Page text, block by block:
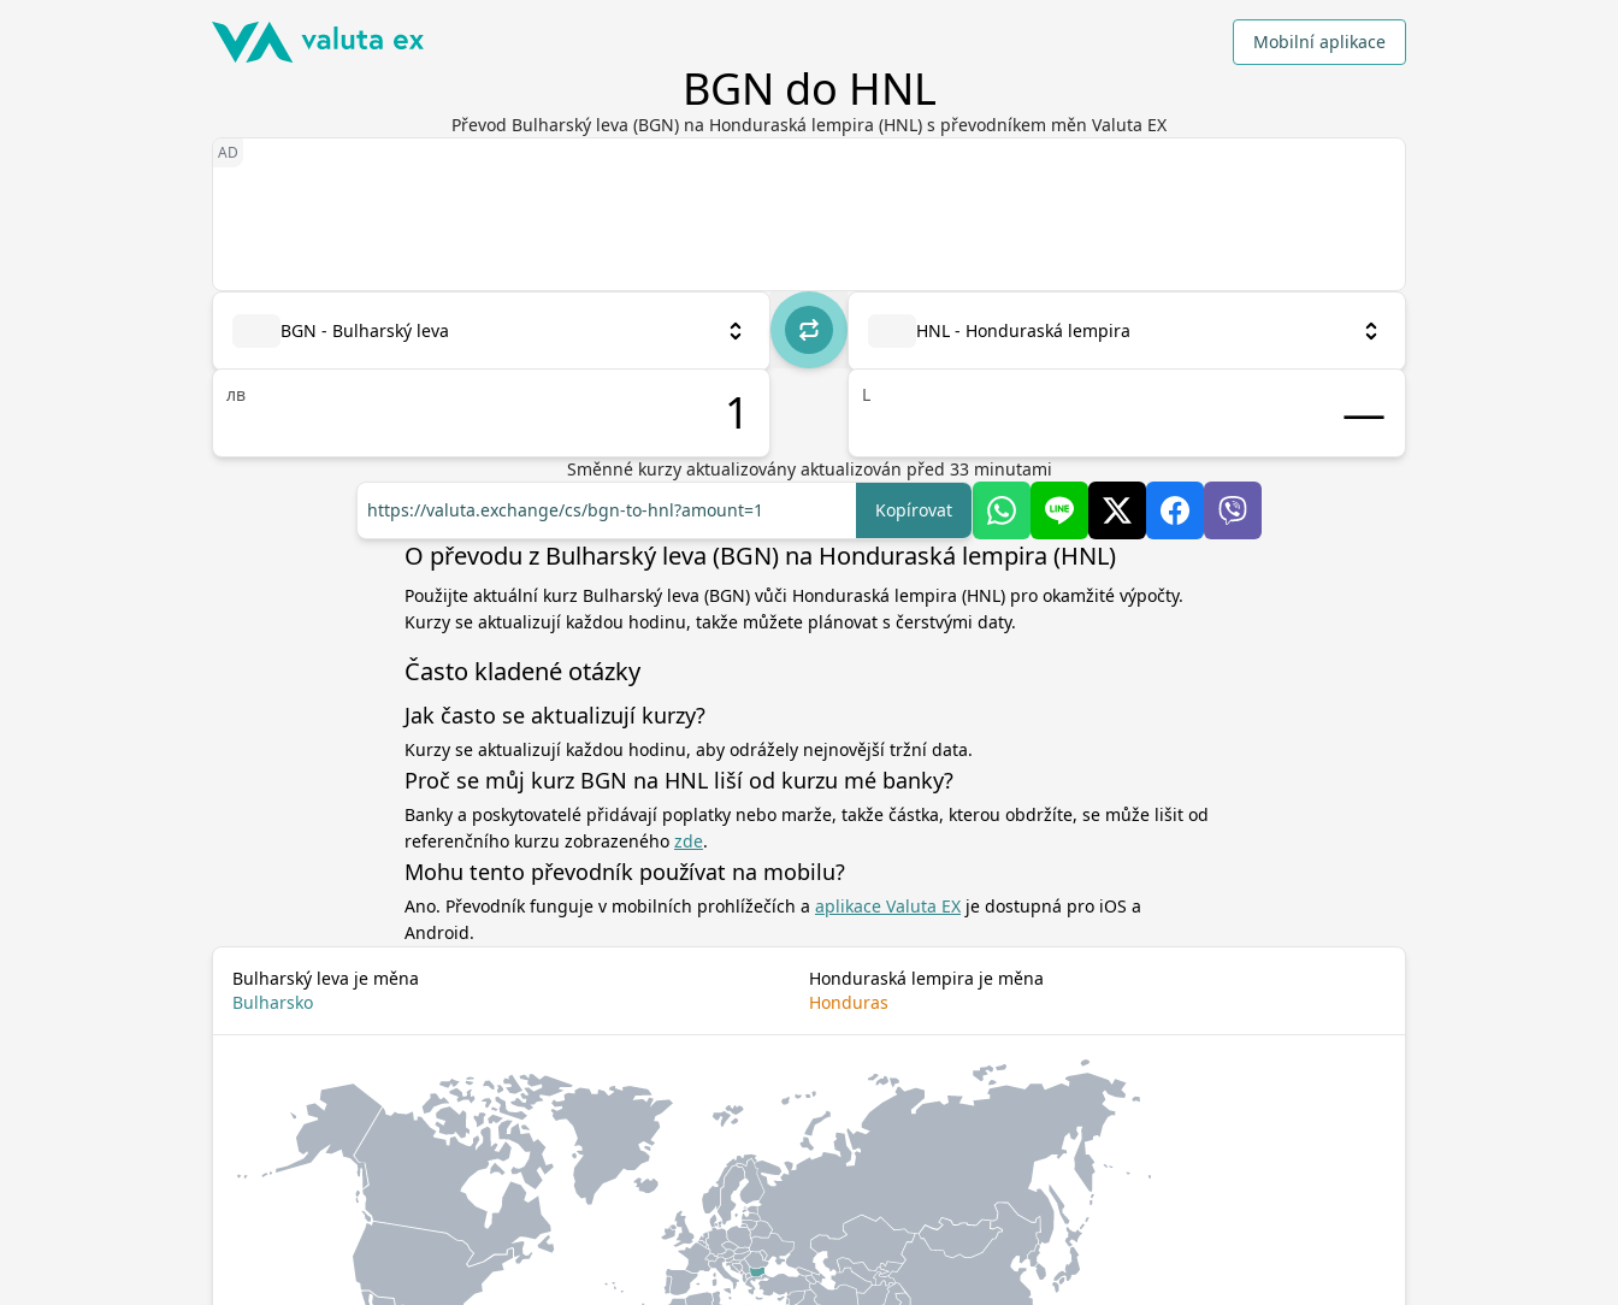
Mobilní aplikace
BGN do HNL
Převod Bulharský leva (BGN) na Honduraská lempira (HNL) s převodníkem měn Valuta EX
BGN - Bulharský leva
лв
HNL - Honduraská lempira
L
Směnné kurzy aktualizovány aktualizován před 33minutami
https://valuta.exchange/cs/bgn-to-hnl?amount=1
Kopírovat
O převodu z Bulharský leva (BGN) na Honduraská lempira (HNL)
Použijte aktuální kurz Bulharský leva (BGN) vůči Honduraská lempira (HNL) pro okamžité výpočty.
Kurzy se aktualizují každou hodinu, takže můžete plánovat s čerstvými daty.
Často kladené otázky
Jak často se aktualizují kurzy?
Kurzy se aktualizují každou hodinu, aby odrážely nejnovější tržní data.
Proč se můj kurz BGN na HNL liší od kurzu mé banky?
Banky a poskytovatelé přidávají poplatky nebo marže, takže částka, kterou obdržíte, se může lišit od
referenčního kurzu zobrazeného zde.
Mohu tento převodník používat na mobilu?
Ano. Převodník funguje v mobilních prohlížečích a aplikace Valuta EX je dostupná pro iOS a
Android.
Bulharský leva je měna
Bulharsko
Honduraská lempira je měna
Honduras